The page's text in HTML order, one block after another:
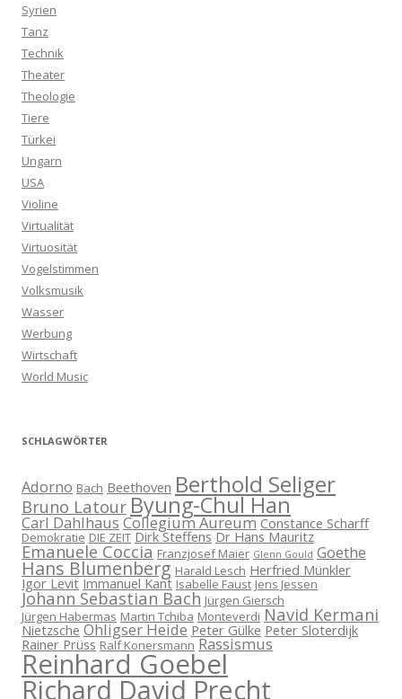
Syrien
Tanz
Technik
Theater
Theologie
Tiere
Türkei
Ungarn
USA
Violine
Virtualität
Virtuosität
Vogelstimmen
Volksmusik
Wasser
Werbung
Wirtschaft
World Music
SCHLAGWÖRTER
Adorno Bach Beethoven Berthold Seliger
Bruno Latour Byung-Chul Han
Carl Dahlhaus Collegium Aureum Constance Scharff
Demokratie DIE ZEIT Dirk Steffens Dr Hans Mauritz
Emanuele Coccia Franzjosef Maier Glenn Gould Goethe
Hans Blumenberg Harald Lesch Herfried Münkler
Igor Levit Immanuel Kant Isabelle Faust Jens Jessen
Johann Sebastian Bach Jürgen Giersch
Jürgen Habermas Martin Tchiba Monteverdi Navid Kermani
Nietzsche Ohligser Heide Peter Gülke Peter Sloterdijk
Rainer Prüss Ralf Konersmann Rassismus
Reinhard Goebel
Richard David Precht